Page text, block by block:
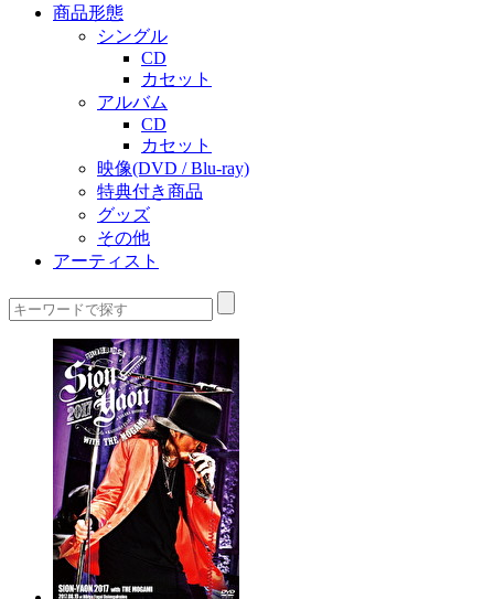
商品形態
シングル
CD
カセット
アルバム
CD
カセット
映像(DVD / Blu-ray)
特典付き商品
グッズ
その他
アーティスト